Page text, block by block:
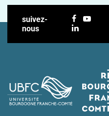
suivez-
nous